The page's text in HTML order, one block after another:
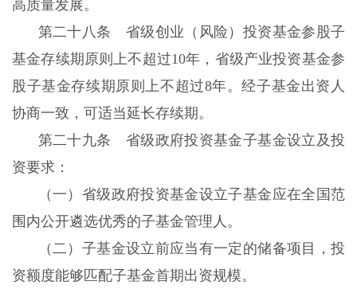
高质量发展。
第二十八条 省级创业（风险）投资基金参股子
基金存续期原则上不超过10年，省级产业投资基金参
股子基金存续期原则上不超过8年。经子基金出资人
协商一致，可适当延长存续期。
第二十九条 省级政府投资基金子基金设立及投
资要求：
（一）省级政府投资基金设立子基金应在全国范
围内公开遴选优秀的子基金管理人。
（二）子基金设立前应当有一定的储备项目，投
资额度能够匹配子基金首期出资规模。